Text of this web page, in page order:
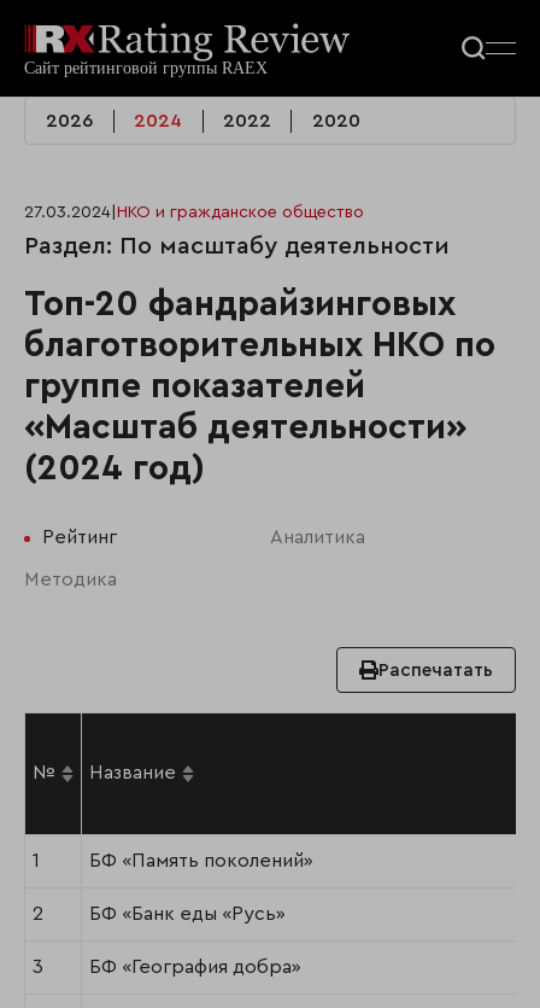
2026 2024 2022 2020
27.03.2024 НКО и гражданское общество
Раздел: По масштабу деятельности
Топ-20 фандрайзинговых
благотворительных НКО по
группе показателей
«Масштаб деятельности»
(2024 год)
Рейтинг Аналитика
Методика
Распечатать
№ Название
1 БФ «Память поколений»
2 БФ «Банк еды «Русь»
3 БФ «География добра»